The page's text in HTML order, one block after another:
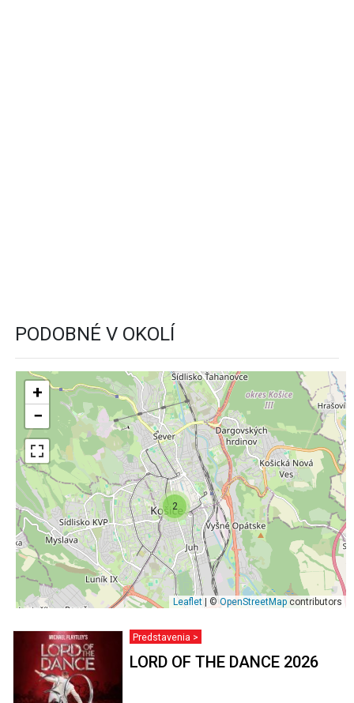
PODOBNÉ V OKOLÍ
2
+
−
Leaflet| ©OpenStreetMap contributors
Predstavenia >
LORD OF THE DANCE 2026